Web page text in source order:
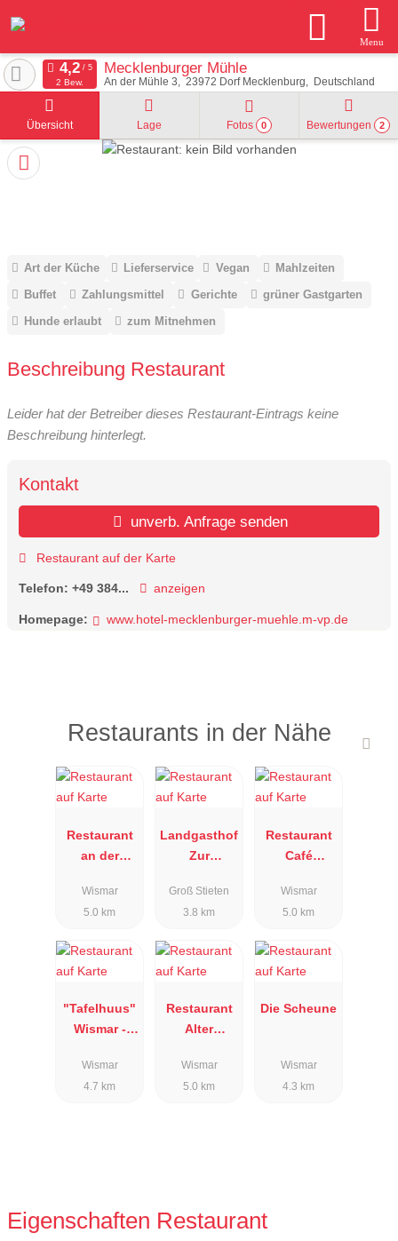
Menu
Mecklenburger Mühle
An der Mühle 3 23972 Dorf Mecklenburg Deutschland
2 Bew.
Übersicht Lage Fotos 0 Bewertungen 2
Art der Küche Lieferservice Vegan
Mahlzeiten
Buffet
Zahlungsmittel Gerichte
grüner Gastgarten
Hunde erlaubt
zum Mitnehmen
Beschreibung Restaurant
Leider hat der Betreiber dieses Restaurant-Eintrags keine
Beschreibung hinterlegt.
Kontakt
unverb. Anfrage senden
Restaurant auf der Karte
Telefon: +49 384... anzeigen
Homepage: www.hotel-mecklenburger-muehle.m-vp.de
Restaurants in der Nähe
Restaurant
an der
Wismar
5.0 km
Landgasthof
Zur
Groß Stieten
3.8 km
Restaurant
Café
ache
Wismar
5.0 km
"Tafelhuus"
Wismar -
Restaurant
Wismar
4.7 km
Restaurant
Alter
Wismar
5.0 km
Die Scheune
Wismar
4.3 km
Eigenschaften Restaurant